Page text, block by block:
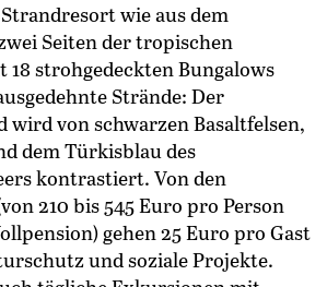
wie aus dem
Seiten der tropischen
18 strohgedeckten Bungalows
Strände: Der
wird von schwarzen Basaltfelsen,
dem Türkisblau des
kontrastiert. Von den
210 bis 545 Euro pro Person
gehen 25 Euro pro Gast
und soziale Projekte.